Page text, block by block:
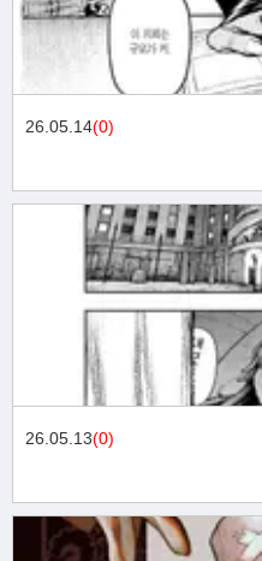
26.05.14(0)
26.05.13(0)